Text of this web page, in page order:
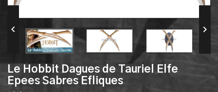
 
Le Hobbit Dagues de Tauriel Elfe
Epees Sabres Efliques